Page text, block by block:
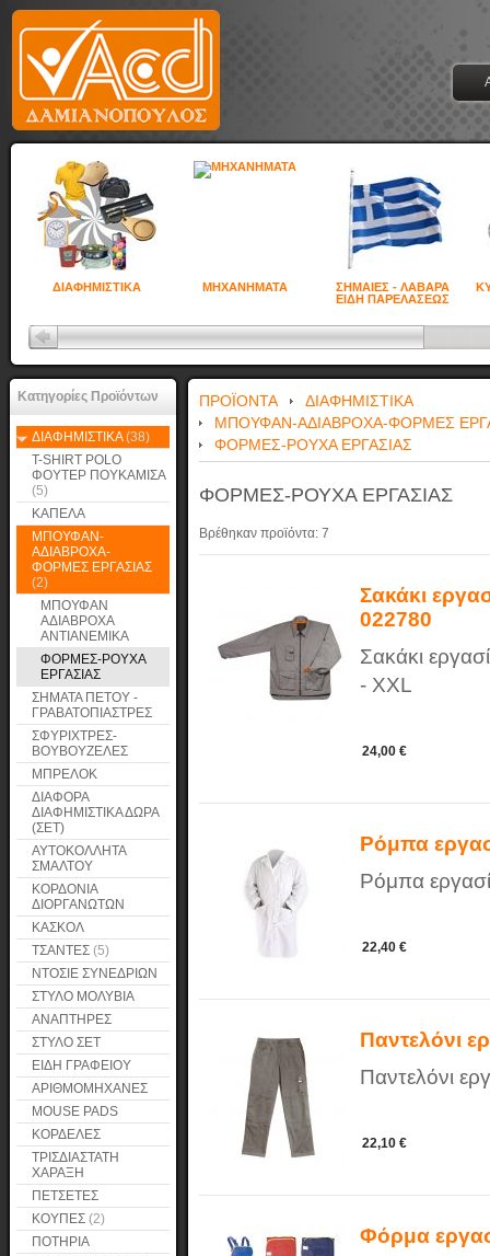
ΔΙΑΦΗΜΙΣΤΙΚΑ ΜΗΧΑΝΗΜΑΤΑ
ΣΗΜΑΙΕΣ - ΛΑΒΑΡΑ
ΕΙΔΗ ΠΑΡΕΛΑΣΕΩΣ
Κατηγορίες Προϊόντων
ΔΙΑΦΗΜΙΣΤΙΚΑ(38)
T-SHIRT POLO
ΦΟΥΤΕΡ ΠΟΥΚΑΜΙΣΑ
(5)
ΚΑΠΕΛΑ
ΜΠΟΥΦΑΝ-
ΑΔΙΑΒΡΟΧΑ-
ΦΟΡΜΕΣ ΕΡΓΑΣΙΑΣ
(2)
ΜΠΟΥΦΑΝ
ΑΔΙΑΒΡΟΧΑ
ΑΝΤΙΑΝΕΜΙΚΑ
ΦΟΡΜΕΣ-ΡΟΥΧΑ
ΕΡΓΑΣΙΑΣ
ΣΗΜΑΤΑ ΠΕΤΟΥ -
ΓΡΑΒΑΤΟΠΙΑΣΤΡΕΣ
ΣΦΥΡΙΧΤΡΕΣ-
ΒΟΥΒΟΥΖΕΛΕΣ
ΜΠΡΕΛΟΚ
ΔΙΑΦΟΡΑ
ΔΙΑΦΗΜΙΣΤΙΚΑ ΔΩΡΑ
(ΣΕΤ)
ΑΥΤΟΚΟΛΛΗΤΑ
ΣΜΑΛΤΟΥ
ΚΟΡΔΟΝΙΑ
ΔΙΟΡΓΑΝΩΤΩΝ
ΚΑΣΚΟΛ
ΤΣΑΝΤΕΣ (5)
ΝΤΟΣΙΕ ΣΥΝΕΔΡΙΩΝ
ΣΤΥΛΟ ΜΟΛΥΒΙΑ
ΑΝΑΠΤΗΡΕΣ
ΣΤΥΛΟ ΣΕΤ
ΕΙΔΗ ΓΡΑΦΕΙΟΥ
ΑΡΙΘΜΟΜΗΧΑΝΕΣ
MOUSE PADS
ΚΟΡΔΕΛΕΣ
ΤΡΙΣΔΙΑΣΤΑΤΗ
ΧΑΡΑΞΗ
ΠΕΤΣΕΤΕΣ
ΚΟΥΠΕΣ (2)
ΠΟΤΗΡΙΑ
ΠΡΟΪΟΝΤΑ
ΔΙΑΦΗΜΙΣΤΙΚΑ
ΜΠΟΥΦΑΝ-ΑΔΙΑΒΡΟΧΑ-ΦΟΡΜΕΣ
ΦΟΡΜΕΣ-ΡΟΥΧΑ ΕΡΓΑΣΙΑΣ
ΦΟΡΜΕΣ-ΡΟΥΧΑ ΕΡΓΑΣΙΑΣ
Βρέθηκαν προϊόντα: 7
Σακάκι
022780
Σακάκι
- XXL
24,00 €
Ρόμπα
Ρόμπα
22,40 €
Παντελόνι
Παντελόνι
22,10 €
Φόρμα